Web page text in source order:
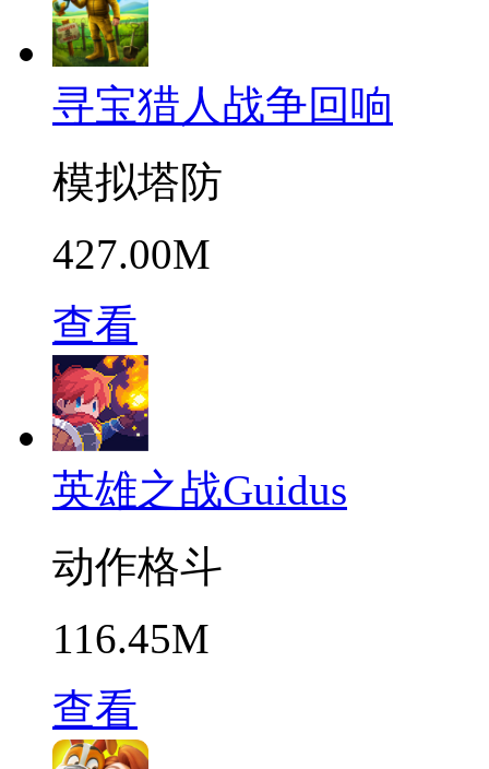
寻宝猎人战争回响
模拟塔防
427.00M
查看
英雄之战Guidus
动作格斗
116.45M
查看